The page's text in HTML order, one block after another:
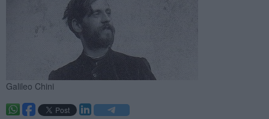
Galileo Chini